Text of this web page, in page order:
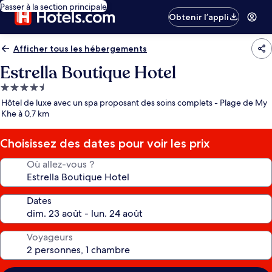
Passer à la section principale
Obtenir l’appli
Afficher tous les hébergements
Estrella Boutique Hotel
Hébergement
4.5 étoiles
Hôtel de luxe avec un spa proposant des soins complets - Plage de My
Khe à 0,7 km
Choisissez des dates pour voir les prix
Où allez-vous ?
Dates
Voyageurs